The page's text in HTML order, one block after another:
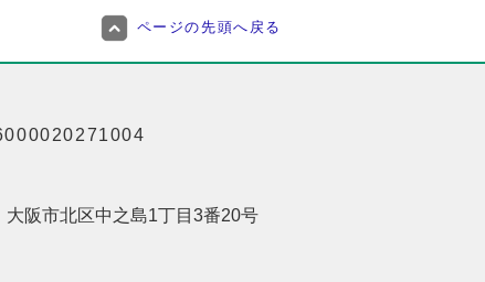
ページの先頭へ戻る
阪市北区中之島1丁目3番20号